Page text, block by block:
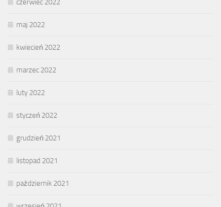
czerwiec 2022
maj 2022
kwiecień 2022
marzec 2022
luty 2022
styczeń 2022
grudzień 2021
listopad 2021
październik 2021